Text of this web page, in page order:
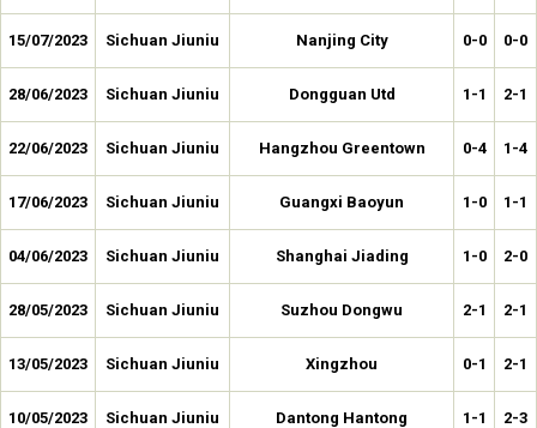
15/07/2023 Sichuan Jiuniu Nanjing City 0-0 0-0
28/06/2023 Sichuan Jiuniu Dongguan Utd 1-1 2-1
22/06/2023 Sichuan Jiuniu Hangzhou Greentown 0-4 1-4
17/06/2023 Sichuan Jiuniu Guangxi Baoyun 1-0 1-1
04/06/2023 Sichuan Jiuniu Shanghai Jiading 1-0 2-0
28/05/2023 Sichuan Jiuniu Suzhou Dongwu 2-1 2-1
13/05/2023 Sichuan Jiuniu Xingzhou 0-1 2-1
10/05/2023 Sichuan Jiuniu Dantong Hantong 1-1 2-3